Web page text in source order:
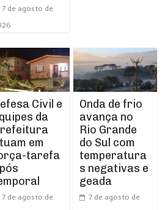
7 de agosto de
Civil e
da
em
tarefa
7 de agosto de
Onda de frio
avança no
Rio Grande
do Sul com
temperatura
s negativas e
geada
7 de agosto de